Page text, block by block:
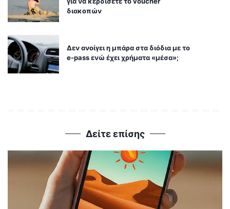
διακοπών
Δεν ανοίγει η μπάρα στα διόδια με το
e-pass ενώ έχει χρήματα «μέσα»;
Δείτε επίσης